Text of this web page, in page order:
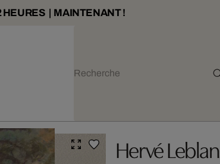
| MAINTENANT !
Hervé Leblan